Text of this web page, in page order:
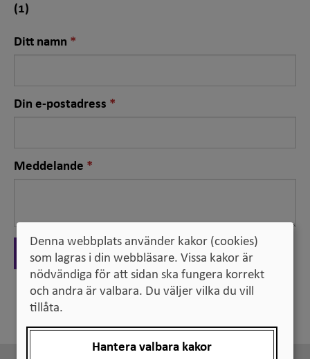
(1)
Ditt namn Nödvändigt
fält
Din e-postadress Nödvändigt
fält
Meddelande Nödvändigt
fält
Skicka
Tillbaka
Denna webbplats använder kakor (cookies)
som lagras i din webbläsare. Vissa kakor är
nödvändiga för att sidan ska fungera korrekt
och andra är valbara. Du väljer vilka du vill
tillåta.
Hantera valbara kakor